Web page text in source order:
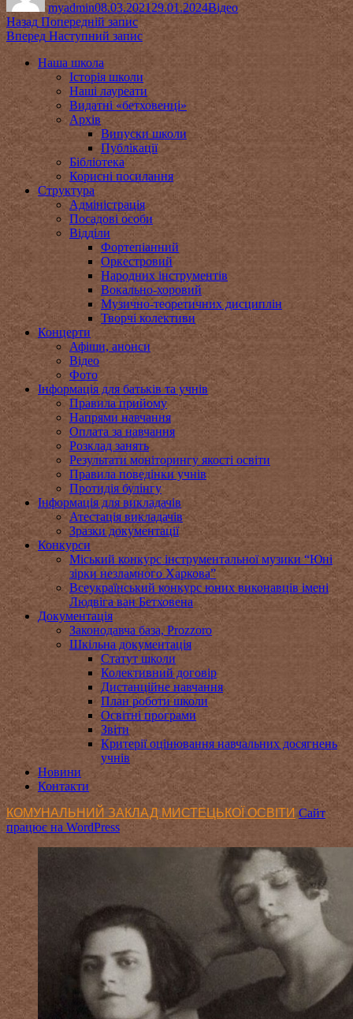
myadmin08.03.202129.01.2024Відео
Навігація
записів
Назад Попередній
запис:
Попередній запис
Вперед Наступний
Наступний запис
Наша школа
Історія школи
Наші лауреати
Видатні «бетховенці»
Архів
Випуски школи
Публікації
Бібліотека
Корисні посилання
Структура
Адміністрація
Посадові особи
Відділи
Фортепіанний
Оркестровий
Народних інструментів
Вокально-хоровий
Музично-теоретичних дисциплін
Творчі колективи
Концерти
Афіши, анонси
Відео
Фото
Інформація для батьків та учнів
Правила прийому
Напрями навчання
Оплата за навчання
Розклад занять
Результати моніторингу якості освіти
Правила поведінки учнів
Протидія булінгу
Інформація для викладачів
Атестація викладачів
Зразки документації
Конкурси
Міський конкурс інструментальної музики “Юні
зірки незламного Харкова”
Всеукраїнський конкурс юних виконавців імені
Людвіга ван Бетховена
Документація
Законодавча база, Prozzoro
Шкільна документація
Статут школи
Колективний договір
Дистанційне навчання
План роботи школи
Освітні програми
Звіти
Критерії оцінювання навчальних досягнень
учнів
Новини
Контакти
КОМУНАЛЬНИЙ ЗАКЛАД МИСТЕЦЬКОЇ ОСВІТИ Сайт
працює на WordPress